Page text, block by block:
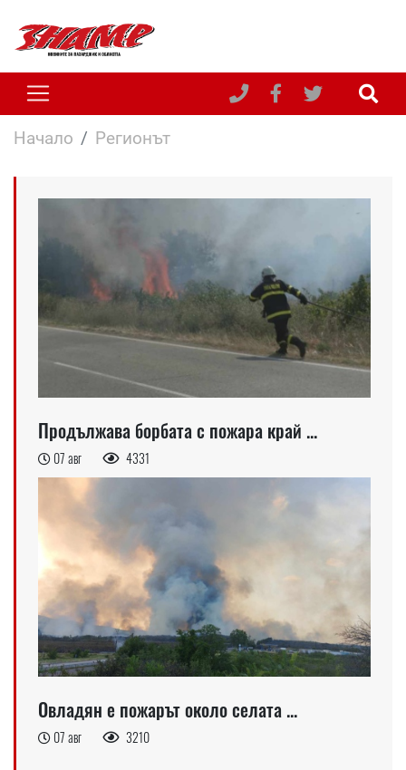
Начало Регионът
Продължава борбата с пожара край ...
07 авг 4331
Овладян е пожарът около селата ...
07 авг 3210